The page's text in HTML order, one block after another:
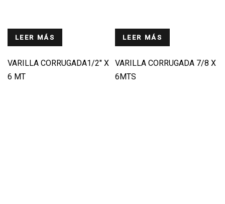
LEER MÁS
VARILLA CORRUGADA1/2″ X
6 MT
LEER MÁS
VARILLA CORRUGADA 7/8 X
6MTS